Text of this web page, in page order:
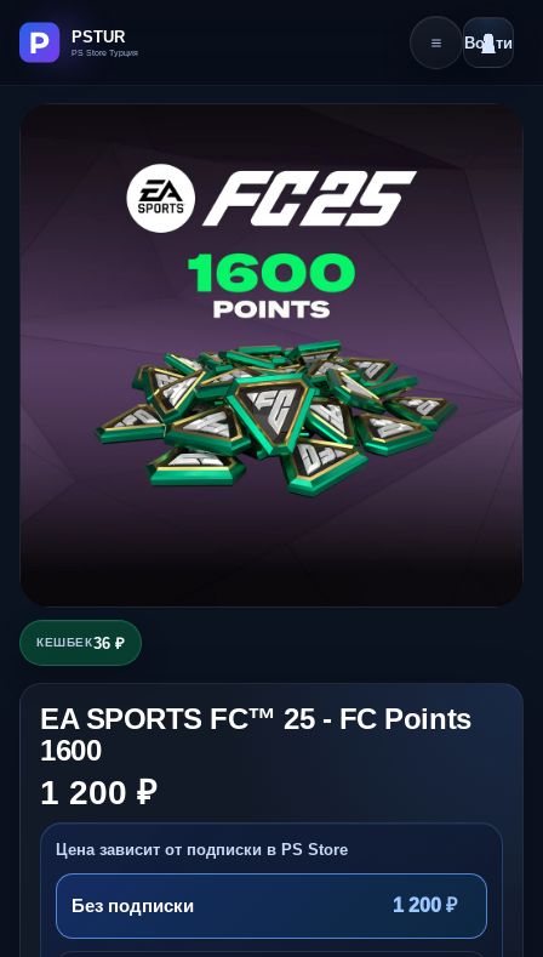
Войти
КЕШБЕК36 ₽
EA SPORTS FC™ 25 - FC Points
1600
1 200 ₽
Цена зависит от подписки в PS Store
Без подписки 1 200 ₽